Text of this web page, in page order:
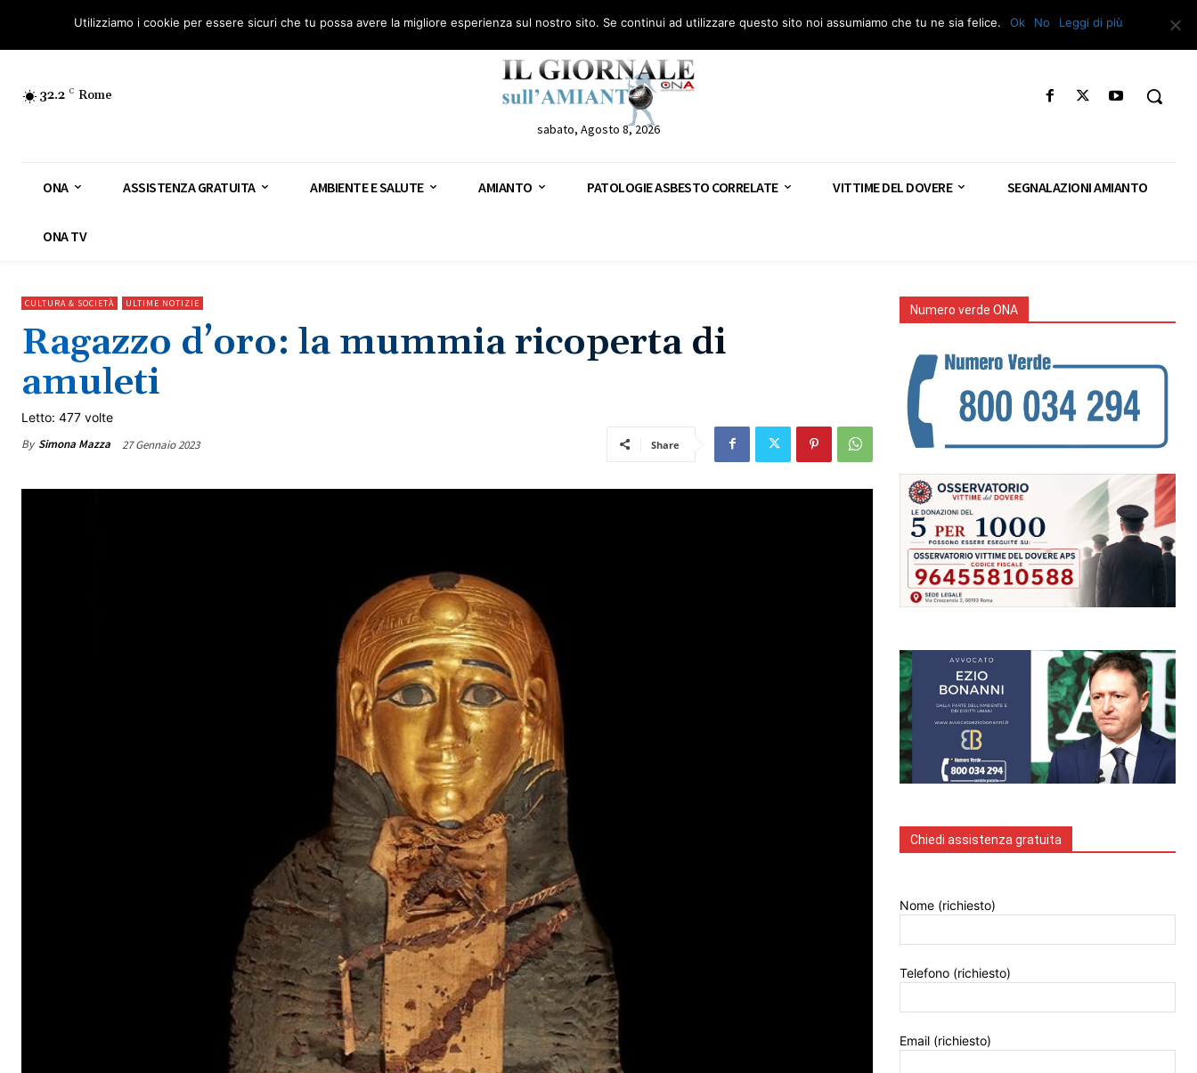
Osservatorio Nazionale Amianto: aderisci Diventa Guardia Nazionale Amianto – AGN Consulenza legale gratuita: civile, penale e lavoro Segnala – AGN Segnala – Repac
32.2 C Rome
sabato, Agosto 8, 2026
ONA ASSISTENZA GRATUITA AMBIENTE E SALUTE AMIANTO PATOLOGIE ASBESTO CORRELATE VITTIME DEL DOVERE SEGNALAZIONI AMIANTO
ONA TV
CULTURA & SOCIETÀ ULTIME NOTIZIE
Ragazzo d’oro: la mummia ricoperta di
amuleti
Letto: 477 volte
By Simona Mazza 27 Gennaio 2023 Share
Numero verde ONA
Chiedi assistenza gratuita
Nome (richiesto)
Telefono (richiesto)
Email (richiesto)
Utilizziamo i cookie per essere sicuri che tu possa avere la migliore esperienza sul nostro sito. Se continui ad utilizzare questo sito noi assumiamo che tu ne sia felice. Ok No Leggi di più